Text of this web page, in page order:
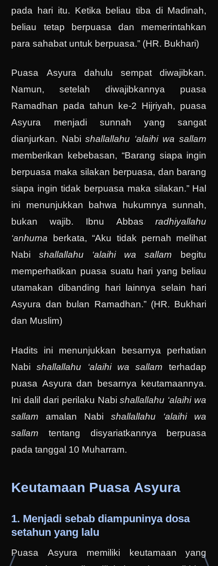
pada hari itu. Ketika beliau tiba di Madinah,
beliau tetap berpuasa dan memerintahkan
para sahabat untuk berpuasa.” (HR. Bukhari)
Puasa Asyura dahulu sempat diwajibkan.
Namun, setelah diwajibkannya puasa
Ramadhan pada tahun ke-2 Hijriyah, puasa
Asyura menjadi sunnah yang sangat
dianjurkan. Nabishallallahu ‘alaihi wa sallam
memberikan kebebasan, “Barang siapa ingin
berpuasa maka silakan berpuasa, dan barang
siapa ingin tidak berpuasa maka silakan.” Hal
ini menunjukkan bahwa hukumnya sunnah,
bukan wajib. Ibnu Abbasradhiyallahu
‘anhuma berkata, “Aku tidak pernah melihat
Nabishallallahu ‘alaihi wa sallam begitu
memperhatikan puasa suatu hari yang beliau
utamakan dibanding hari lainnya selain hari
Asyura dan bulan Ramadhan.” (HR. Bukhari
dan Muslim)
Hadits ini menunjukkan besarnya perhatian
Nabishallallahu ‘alaihi wa sallam terhadap
puasa Asyura dan besarnya keutamaannya.
Ini dalil dari perilaku Nabishallallahu ‘alaihi wa
sallam amalan Nabishallallahu ‘alaihi wa
sallam tentang disyariatkannya berpuasa
pada tanggal 10 Muharram.
Keutamaan Puasa Asyura
1. Menjadi sebab diampuninya dosa
setahun yang lalu
Puasa Asyura memiliki keutamaan yang